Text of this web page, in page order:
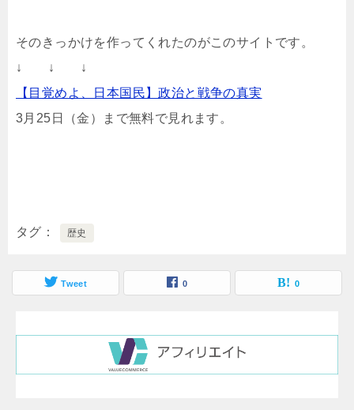
そのきっかけを作ってくれたのがこのサイトです。
↓ ↓ ↓
【目覚めよ、日本国民】政治と戦争の真実
3月25日（金）まで無料で見れます。
タグ 歴史
Tweet 0 0